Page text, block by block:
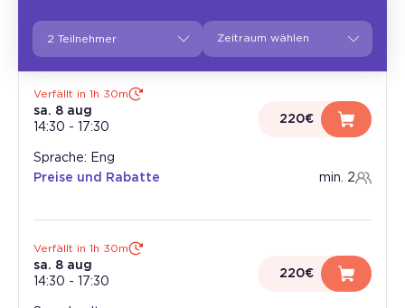
2 Teilnehmer
Verfällt in 1h 30m
sa. 8 aug
14:30 - 17:30
220€
Sprache: Eng
Preise und Rabatte
min. 2
Verfällt in 1h 30m
sa. 8 aug
14:30 - 17:30
220€